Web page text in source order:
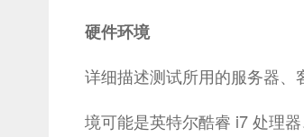
硬件环境
详细描述测试所用的服务器
境可能是英特尔酷睿 i7 处理